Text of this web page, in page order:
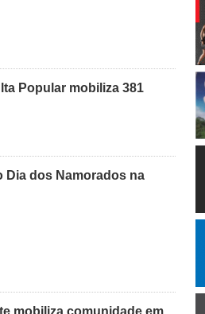
Popular mobiliza 381
Dia dos Namorados na